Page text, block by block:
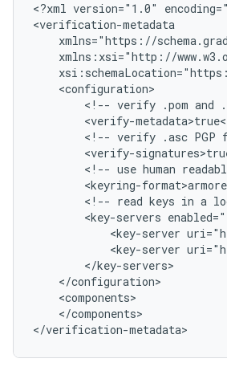
<?xml version="1.0"
<!-- verify .pom and
<!-- verify .asc PGP
<!-- use human
<!-- read keys in a
<key-servers
<key-server
<key-server
</components>